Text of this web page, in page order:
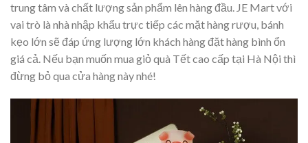
trung tâm và chất lượng sản phẩm lên hàng đầu. JE Mart với
vai trò là nhà nhập khẩu trực tiếp các mặt hàng rượu, bánh
kẹo lớn sẽ đáp ứng lượng lớn khách hàng đặt hàng bình ổn
giá cả. Nếu bạn muốn mua giỏ quà Tết cao cấp tại Hà Nội thì
đừng bỏ qua cửa hàng này nhé!